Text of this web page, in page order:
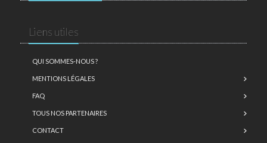
Liens utiles
QUI SOMMES-NOUS ?
MENTIONS LÉGALES
FAQ
TOUS NOS PARTENAIRES
CONTACT